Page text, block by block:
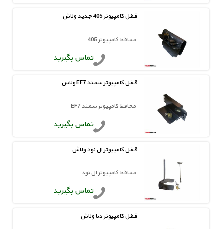
قفل کامپیوتر 405 جدید ولاش
محافظ کامپیوتر 405
تماس بگیرید
قفل کامپیوتر سمند EF7 ولاش
محافظ کامپیوتر سمند EF7
تماس بگیرید
قفل کامپیوتر ال نود ولاش
محافظ کامپیوتر ال نود
تماس بگیرید
قفل کامپیوتر دنا ولاش